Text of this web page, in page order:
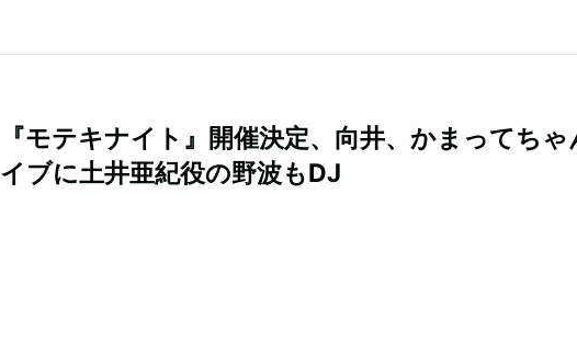
『モテキナイト』開催決定、向井、かまってちゃ
イブに土井亜紀役の野波もDJ